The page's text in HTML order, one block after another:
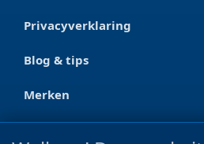
Privacyverklaring
Blog & tips
Merken
CONTACT